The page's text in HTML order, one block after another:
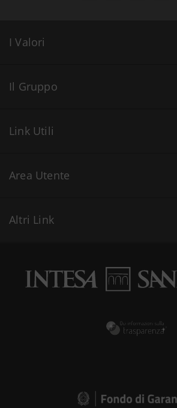
I Valori
Il Gruppo
Link Utili
Area Utente
Altri Link